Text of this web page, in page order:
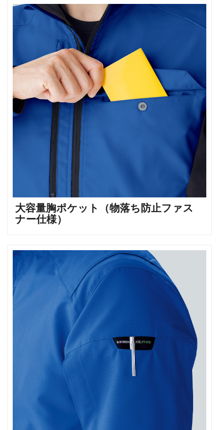
大容量胸ポケット（物落ち防止ファス
ナー仕様）